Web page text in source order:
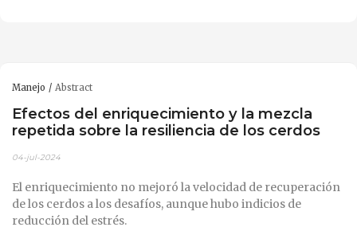
Manejo Abstract
Efectos del enriquecimiento y la mezcla
repetida sobre la resiliencia de los cerdos
04-jul-2024
El enriquecimiento no mejoró la velocidad de recuperación
de los cerdos a los desafíos, aunque hubo indicios de
reducción del estrés.